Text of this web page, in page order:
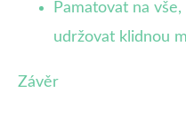
Pamatovat na
udržovat klidnou
Závěr